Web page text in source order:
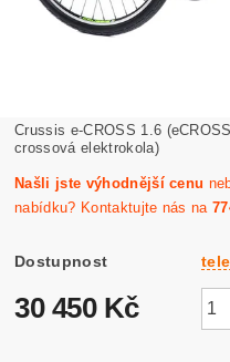
Crussis e-CROSS 1.6
crossová elektrokola)
Našli jste výhodnější cenu
nabídku? Kontaktujte nás na
Dostupnost
30 450 Kč